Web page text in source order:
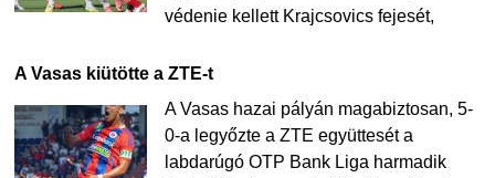
védenie kellett Krajcsovics fejesét,
A Vasas kiütötte a ZTE-t
A Vasas hazai pályán magabiztosan, 5-
0-a legyőzte a ZTE együttesét a
labdarúgó OTP Bank Liga harmadik